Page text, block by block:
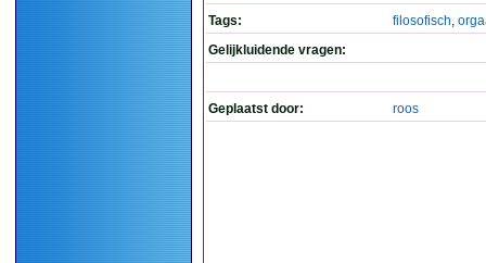
Tags:
filosofisch,
Gelijkluidende vragen:
Geplaatst door: roos